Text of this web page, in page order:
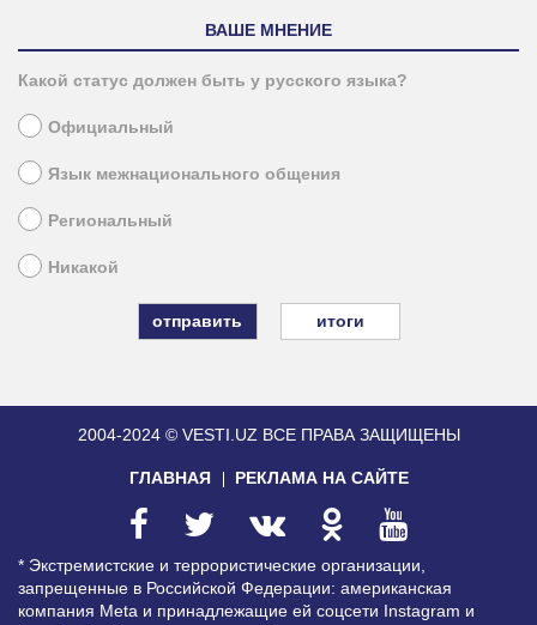
ВАШЕ МНЕНИЕ
Какой статус должен быть у русского языка?
Официальный
Язык межнационального общения
Региональный
Никакой
итоги
2004-2024 © VESTI.UZ ВСЕ ПРАВА ЗАЩИЩЕНЫ
ГЛАВНАЯ РЕКЛАМА НА САЙТЕ
* Экстремистские и террористические организации,
запрещенные в Российской Федерации: американская
компания Meta и принадлежащие ей соцсети Instagram и